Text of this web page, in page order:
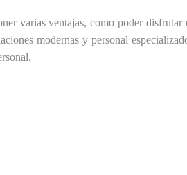
varias ventajas, como poder
modernas y personal